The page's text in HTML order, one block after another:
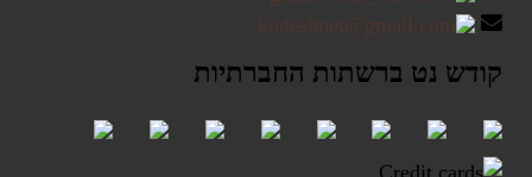
קודש נט ברשתות החברתיות